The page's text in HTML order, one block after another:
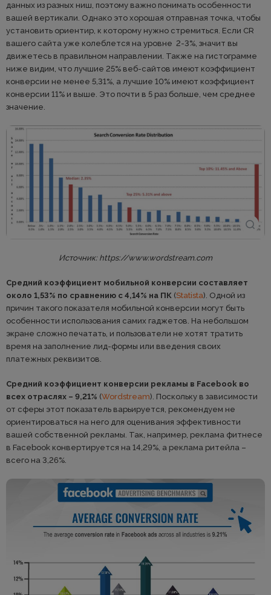
данных из разных ниш, поэтому важно понимать особенности
вашей вертикали. Однако это хорошая отправная точка, чтобы
установить ориентир, к которому нужно стремиться. Если CR
вашего сайта уже колеблется на уровне 2-3%, значит вы
движетесь в правильном направлении. Также на гистограмме
ниже видим, что лучшие 25% веб-сайтов имеют коэффициент
конверсии не менее 5,31%, а лучшие 10% имеют коэффициент
конверсии 11% и выше. Это почти в 5 раз больше, чем среднее
значение.
Источник: https://www.wordstream.com
Средний коэффициент мобильной конверсии составляет
около 1,53% по сравнению с 4,14% на ПК (Statista). Одной из
причин такого показателя мобильной конверсии могут быть
особенности использования самих гаджетов. На небольшом
экране сложно печатать, и пользователи не хотят тратить
время на заполнение лид-формы или введения своих
платежных реквизитов.
Средний коэффициент конверсии рекламы в Facebook во
всех отраслях – 9,21% (Wordstream). Поскольку в зависимости
от сферы этот показатель варьируется, рекомендуем не
ориентироваться на него для оценивания эффективности
вашей собственной рекламы. Так, например, реклама фитнесе
в Facebook конвертируется на 14,29%, а реклама ритейла –
всего на 3,26%.